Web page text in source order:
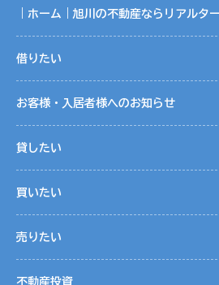
情報保護管理者が行っております。
ては、個人情報を預けることがあ
約等において個人情報の適正管理・
を実施させます。
６．個人情報の開示等の請求
お客様は、当社に対してご自身の
的の通知、開示、内容の訂正・追加
｜ホーム｜旭川の不動産ならリアルター
借りたい
お客様・入居者様へのお知らせ
貸したい
買いたい
売りたい
不動産投資